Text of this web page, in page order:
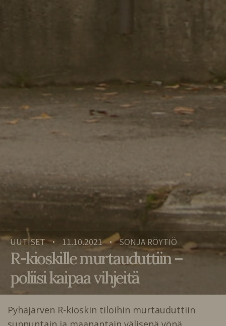
UUTISET • 11.10.2021 • SONJA RÖYTIÖ
R-kioskille murtauduttiin –
poliisi kaipaa vihjeitä
Pyhäjärven R-kioskin tiloihin murtauduttiin